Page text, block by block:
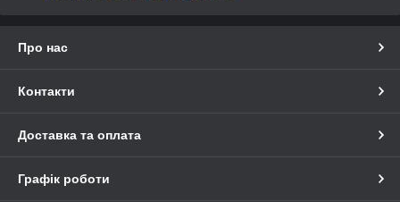
Про нас
Контакти
Доставка та оплата
Графік роботи